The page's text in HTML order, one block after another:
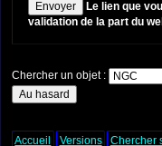
Le lien que
validation de la part du
Chercher un objet :
Accueil Versions Chercher